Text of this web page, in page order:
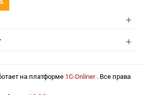
+
+
на платформе 1С-Onliner . Все права